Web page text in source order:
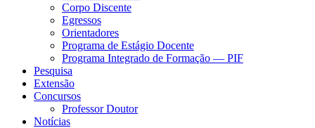
Corpo Discente
Egressos
Orientadores
Programa de Estágio Docente
Programa Integrado de Formação — PIF
Pesquisa
Extensão
Concursos
Professor Doutor
Notícias